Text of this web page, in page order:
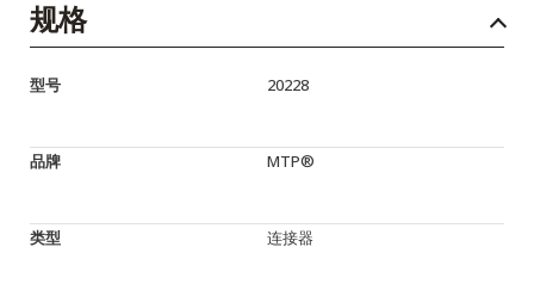
规格
型号 20228
品牌 MTP®
类型 连接器